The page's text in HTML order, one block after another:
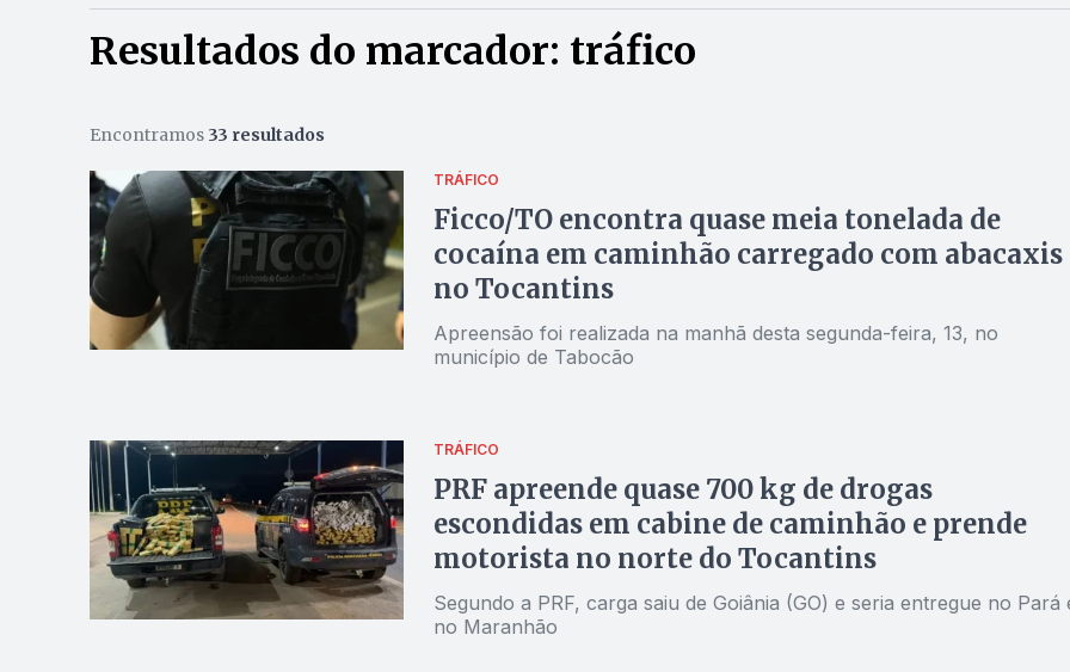
Resultados do marcador: tráfico
Encontramos 33 resultados
TRÁFICO
Ficco/TO encontra quase meia tonelada de
cocaína em caminhão carregado com abacaxis
no Tocantins
Apreensão foi realizada na manhã desta segunda-feira, 13, no
município de Tabocão
TRÁFICO
PRF apreende quase 700 kg de drogas
escondidas em cabine de caminhão e prende
motorista no norte do Tocantins
Segundo a PRF, carga saiu de Goiânia (GO) e seria entregue no Pará
no Maranhão